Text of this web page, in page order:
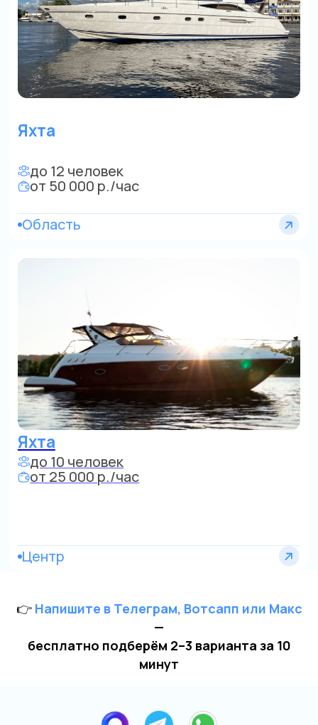
👉 Напишите в Телеграм, Вотсапп или Макс
—
бесплатно подберём 2–3 варианта за 10
минут
Остались вопросы?